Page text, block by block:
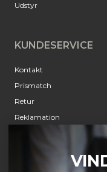
Udstyr
KUNDESERVICE
Kontakt
Prismatch
Retur
Reklamation